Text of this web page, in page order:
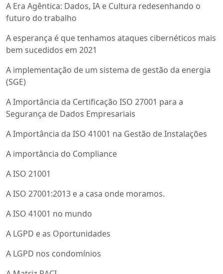
A Era Agêntica: Dados, IA e Cultura redesenhando o
futuro do trabalho
A esperança é que tenhamos ataques cibernéticos mais
bem sucedidos em 2021
A implementação de um sistema de gestão da energia
(SGE)
A Importância da Certificação ISO 27001 para a
Segurança de Dados Empresariais
A Importância da ISO 41001 na Gestão de Instalações
A importância do Compliance
A ISO 21001
A ISO 27001:2013 e a casa onde moramos.
A ISO 41001 no mundo
A LGPD e as Oportunidades
A LGPD nos condomínios